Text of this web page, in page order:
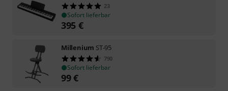
23
Sofort lieferbar
395 €
Millenium ST-95
790
Sofort lieferbar
99€